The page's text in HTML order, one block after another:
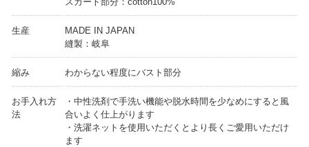
生産
MADE IN JAPAN
縫製：岐阜
縮み わからない程度にバスト部分
お手入れ方
法
・中性洗剤で手洗い機能や脱水時間を少なめにすると風
合いよく仕上がります
・洗濯ネットを使用いただくとより長くご愛用いただけ
ます